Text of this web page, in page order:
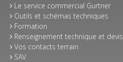
Le service commercial Gurtner
Outils et schémas techniques
Formation
Renseignement technique et devis
Vos contacts terrain
SAV